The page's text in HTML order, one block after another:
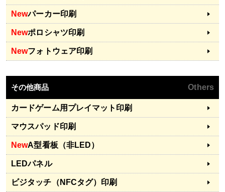
Newパーカー印刷
Newポロシャツ印刷
Newフォトウェア印刷
その他商品 Others
カードゲーム用プレイマット印刷
マウスパッド印刷
NewA型看板（非LED）
LEDパネル
ビジタッチ（NFCタグ）印刷